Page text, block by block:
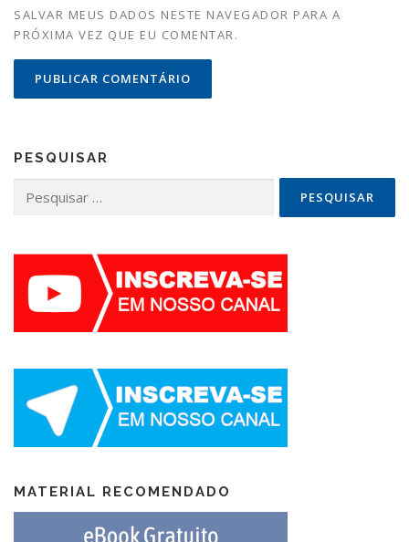
SALVAR MEUS DADOS NESTE NAVEGADOR PARA A
PRÓXIMA VEZ QUE EU COMENTAR.
PESQUISAR
por:
MATERIAL RECOMENDADO